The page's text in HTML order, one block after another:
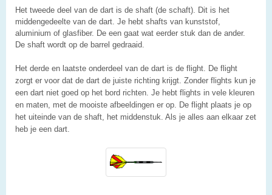
Het tweede deel van de dart is de shaft (de schaft). Dit is het
middengedeelte van de dart. Je hebt shafts van kunststof,
aluminium of glasfiber. De een gaat wat eerder stuk dan de ander.
De shaft wordt op de barrel gedraaid.
Het derde en laatste onderdeel van de dart is de flight. De flight
zorgt er voor dat de dart de juiste richting krijgt. Zonder flights kun je
een dart niet goed op het bord richten. Je hebt flights in vele kleuren
en maten, met de mooiste afbeeldingen er op. De flight plaats je op
het uiteinde van de shaft, het middenstuk. Als je alles aan elkaar zet
heb je een dart.